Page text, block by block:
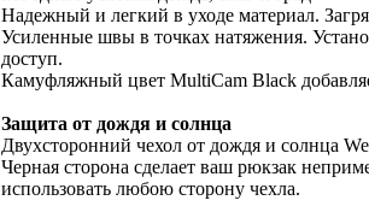
Надежный и легкий в уходе материал.
Усиленные швы в точках натяжения.
доступ.
Камуфляжный цвет MultiCam Black
Защита от дождя и солнца
Двухсторонний чехол от дождя и солнца
Черная сторона сделает ваш рюкзак
использовать любою сторону чехла.